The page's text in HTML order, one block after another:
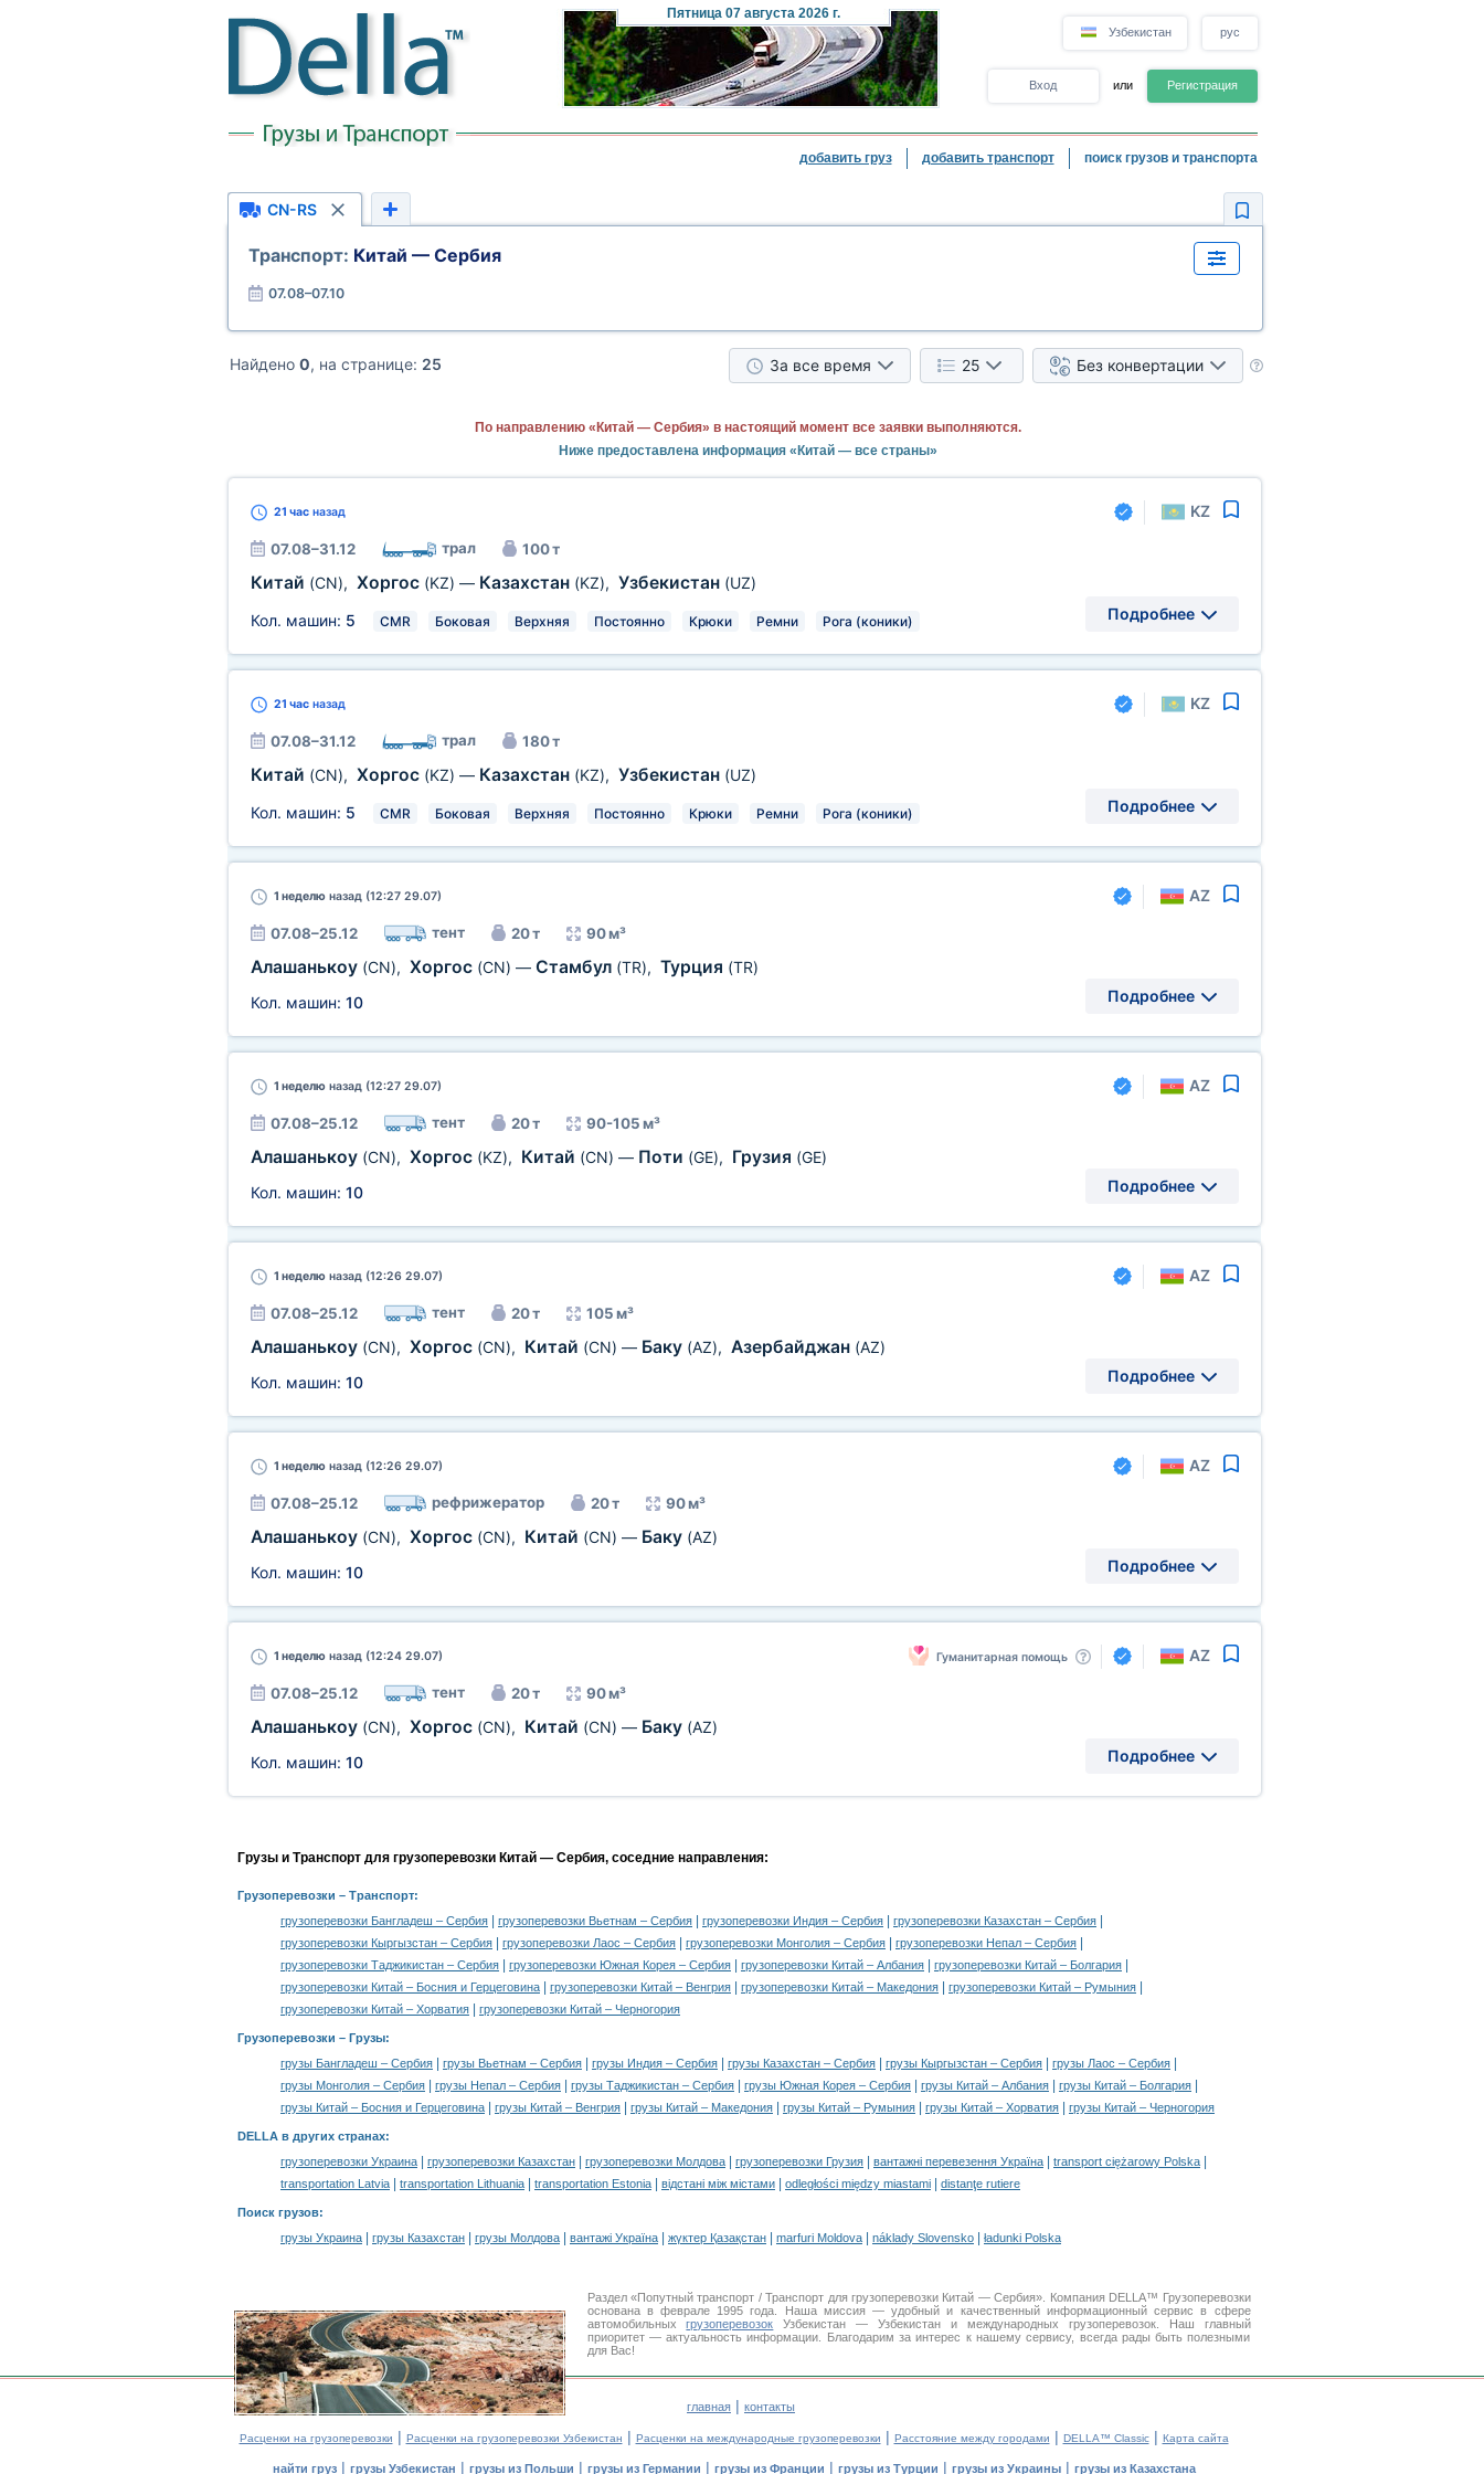
Пятница07 августа 2026 г.
Узбекистан рус
Вход или Регистрация
добавить груз добавить транспорт поиск грузов и транспорта
CN-RS
Транспорт: Китай — Сербия
07.08–07.10
Найдено 0, на странице: 25 За все время 25 Без конвертации
По направлению «Китай — Сербия» в настоящий момент все заявки выполняются.
Ниже предоставлена информация «Китай — все страны»
21 часназад KZ
07.08–31.12 трал 100 т
Китай (CN), Хоргос (KZ) — Казахстан (KZ), Узбекистан (UZ)
Кол. машин: 5 CMR Боковая Верхняя Постоянно Крюки Ремни Рога (коники) Подробнее
21 часназад KZ
07.08–31.12 трал 180 т
Китай (CN), Хоргос (KZ) — Казахстан (KZ), Узбекистан (UZ)
Кол. машин: 5 CMR Боковая Верхняя Постоянно Крюки Ремни Рога (коники) Подробнее
1 неделюназад (12:27 29.07) AZ
07.08–25.12 тент 20 т 90 м³
Алашанькоу (CN), Хоргос (CN) — Стамбул (TR), Турция (TR)
Кол. машин: 10 Подробнее
1 неделюназад (12:27 29.07) AZ
07.08–25.12 тент 20 т 90-105 м³
Алашанькоу (CN), Хоргос (KZ), Китай (CN) — Поти (GE), Грузия (GE)
Кол. машин: 10 Подробнее
1 неделюназад (12:26 29.07) AZ
07.08–25.12 тент 20 т 105 м³
Алашанькоу (CN), Хоргос (CN), Китай (CN) — Баку (AZ), Азербайджан (AZ)
Кол. машин: 10 Подробнее
1 неделюназад (12:26 29.07) AZ
07.08–25.12 рефрижератор 20 т 90 м³
Алашанькоу (CN), Хоргос (CN), Китай (CN) — Баку (AZ)
Кол. машин: 10 Подробнее
1 неделюназад (12:24 29.07) Гуманитарная помощь AZ
07.08–25.12 тент 20 т 90 м³
Алашанькоу (CN), Хоргос (CN), Китай (CN) — Баку (AZ)
Кол. машин: 10 Подробнее
Грузы и Транспорт для грузоперевозки Китай — Сербия, соседние направления:
Грузоперевозки – Транспорт:
грузоперевозки Бангладеш – Сербия
грузоперевозки Вьетнам – Сербия грузоперевозки Индия – Сербия грузоперевозки Казахстан – Сербия
грузоперевозки Кыргызстан – Сербия грузоперевозки Лаос – Сербия грузоперевозки Монголия – Сербия грузоперевозки Непал – Сербия
грузоперевозки Таджикистан – Сербия грузоперевозки Южная Корея – Сербия грузоперевозки Китай – Албания грузоперевозки Китай – Болгария
грузоперевозки Китай – Босния и Герцеговина грузоперевозки Китай – Венгрия грузоперевозки Китай – Македония грузоперевозки Китай – Румыния
грузоперевозки Китай – Хорватия грузоперевозки Китай – Черногория
Грузоперевозки – Грузы:
грузы Бангладеш – Сербия
грузы Вьетнам – Сербия грузы Индия – Сербия грузы Казахстан – Сербия грузы Кыргызстан – Сербия грузы Лаос – Сербия
грузы Монголия – Сербия грузы Непал – Сербия грузы Таджикистан – Сербия грузы Южная Корея – Сербия грузы Китай – Албания грузы Китай – Болгария
грузы Китай – Босния и Герцеговина грузы Китай – Венгрия грузы Китай – Македония грузы Китай – Румыния грузы Китай – Хорватия грузы Китай – Черногория
DELLA в других странах:
грузоперевозки Украина
грузоперевозки Казахстан грузоперевозки Молдова грузоперевозки Грузия вантажні перевезення Україна transport ciężarowy Polska
transportation Latvia transportation Lithuania transportation Estonia відстані між містами odległości między miastami distanţe rutiere
Поиск грузов:
грузы Украина
грузы Казахстан грузы Молдова вантажі Україна жүктер Қазақстан marfuri Moldova náklady Slovensko ładunki Polska
Раздел «Попутный транспорт / Транспорт для грузоперевозки Китай — Сербия». Компания DELLA™ Грузоперевозки
основана в феврале 1995 года. Наша миссия — удобный и качественный информационный сервис в сфере
автомобильныхгрузоперевозок Узбекистан — Узбекистан и международных грузоперевозок. Наш главный
приоритет — актуальность информации. Благодарим за интерес к нашему сервису, всегда рады быть полезными
для Вас!
главная | контакты
Расценки на грузоперевозки | Расценки на грузоперевозки Узбекистан | Расценки на международные грузоперевозки | Расстояние между городами | DELLA™ Classic| Карта сайта
найти груз| грузы Узбекистан | грузы из Польши | грузы из Германии | грузы из Франции | грузы из Турции | грузы из Украины| грузы из Казахстана